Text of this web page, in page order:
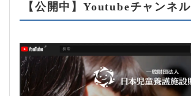
【公開中】Youtubeチャンネル